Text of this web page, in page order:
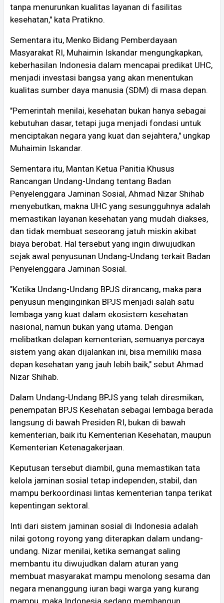
tanpa menurunkan kualitas layanan di fasilitas
kesehatan," kata Pratikno.
Sementara itu, Menko Bidang Pemberdayaan
Masyarakat RI, Muhaimin Iskandar mengungkapkan,
keberhasilan Indonesia dalam mencapai predikat UHC,
menjadi investasi bangsa yang akan menentukan
kualitas sumber daya manusia (SDM) di masa depan.
"Pemerintah menilai, kesehatan bukan hanya sebagai
kebutuhan dasar, tetapi juga menjadi fondasi untuk
menciptakan negara yang kuat dan sejahtera," ungkap
Muhaimin Iskandar.
Sementara itu, Mantan Ketua Panitia Khusus
Rancangan Undang-Undang tentang Badan
Penyelenggara Jaminan Sosial, Ahmad Nizar Shihab
menyebutkan, makna UHC yang sesungguhnya adalah
memastikan layanan kesehatan yang mudah diakses,
dan tidak membuat seseorang jatuh miskin akibat
biaya berobat. Hal tersebut yang ingin diwujudkan
sejak awal penyusunan Undang-Undang terkait Badan
Penyelenggara Jaminan Sosial.
"Ketika Undang-Undang BPJS dirancang, maka para
penyusun menginginkan BPJS menjadi salah satu
lembaga yang kuat dalam ekosistem kesehatan
nasional, namun bukan yang utama. Dengan
melibatkan delapan kementerian, semuanya percaya
sistem yang akan dijalankan ini, bisa memiliki masa
depan kesehatan yang jauh lebih baik," sebut Ahmad
Nizar Shihab.
Dalam Undang-Undang BPJS yang telah diresmikan,
penempatan BPJS Kesehatan sebagai lembaga berada
langsung di bawah Presiden RI, bukan di bawah
kementerian, baik itu Kementerian Kesehatan, maupun
Kementerian Ketenagakerjaan.
Keputusan tersebut diambil, guna memastikan tata
kelola jaminan sosial tetap independen, stabil, dan
mampu berkoordinasi lintas kementerian tanpa terikat
kepentingan sektoral.
Inti dari sistem jaminan sosial di Indonesia adalah
nilai gotong royong yang diterapkan dalam undang-
undang. Nizar menilai, ketika semangat saling
membantu itu diwujudkan dalam aturan yang
membuat masyarakat mampu menolong sesama dan
negara menanggung iuran bagi warga yang kurang
mampu, maka Indonesia sedang membangun